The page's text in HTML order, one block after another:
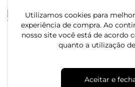
Utilizamos cookies para
experiência de compra. Ao
nosso site você está de acordo
quanto a utilização
Aceitar e
Blusa de Alça Feminina
Viscotorcion Básica Rovitex
ou 1x de R$ 49,99 sem juros
-70%
Com
ou 1x